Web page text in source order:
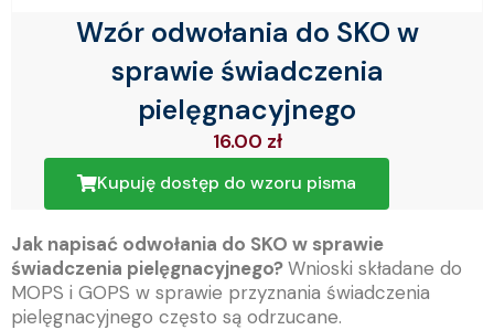
Wzór odwołania do SKO w
sprawie świadczenia
pielęgnacyjnego
16.00 zł
Kupuję dostęp do wzoru pisma
Jak napisać odwołania do SKO w sprawie
świadczenia pielęgnacyjnego?Wnioski składane do
MOPS i GOPS w sprawie przyznania świadczenia
pielęgnacyjnego często są odrzucane.